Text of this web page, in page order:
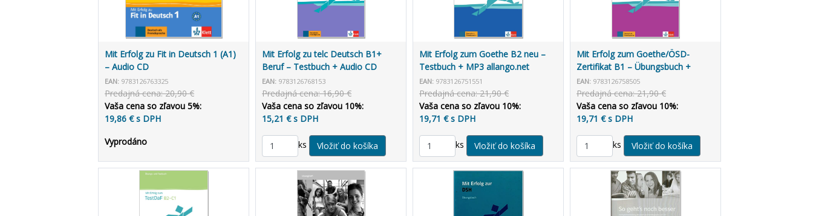
Mit Erfolg zu Fit in Deutsch 1 (A1)
– Audio CD
EAN: 9783126763325
Predajná cena: 20,90 €
Vaša cena so zľavou 5%:
19,86 € s DPH
Vyprodáno
Mit Erfolg zu telc Deutsch B1+
Beruf – Testbuch + Audio CD
EAN: 9783126768153
Predajná cena: 16,90 €
Vaša cena so zľavou 10%:
15,21 € s DPH
ks
Mit Erfolg zum Goethe B2 neu –
Testbuch + MP3 allango.net
EAN: 9783126751551
Predajná cena: 21,90 €
Vaša cena so zľavou 10%:
19,71 € s DPH
ks
Mit Erfolg zum Goethe/ÖSD-
Zertifikat B1 – Übungsbuch +
Audio CD
EAN: 9783126758505
Predajná cena: 21,90 €
Vaša cena so zľavou 10%:
19,71 € s DPH
ks